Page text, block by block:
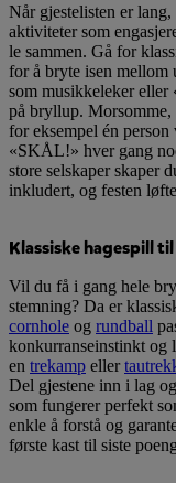
Når gjestelisten er
aktiviteter som
le sammen. Gå for
for å bryte isen
som musikkeleker
på bryllup. Morsomme,
for eksempel én
«SKÅL!» hver gang
store selskaper skaper
inkludert, og festen
Klassiske hagespill
Vil du få i gang hele
stemning? Da er
cornhole og rundball
konkurranseinstinkt og
en trekamp eller
Del gjestene inn i lag
som fungerer perfekt
enkle å forstå og
første kast til siste